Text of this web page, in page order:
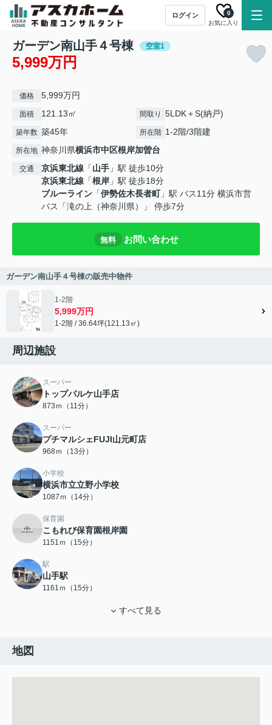
ログイン
お気に入り
0
ガーデン南山手４号棟 空室1
5,999万円
価格 5,999万円
面積 121.13㎡ 間取り 5LDK＋S(納戸)
築年数 築45年 所在階 1-2階/3階建
所在地 神奈川県横浜市中区根岸加曽台
交通 京浜東北線 「山手 」駅 徒歩10分
京浜東北線 「根岸 」駅 徒歩18分
ブルーライン 「伊勢佐木長者町」駅 バス11分 横浜市営
バス「滝の上（神奈川県）」 停歩7分
無料 お問い合わせ
ガーデン南山手４号棟の販売中物件
1-2階
5,999万円
1-2階 / 36.64坪(121.13㎡)
周辺施設
スーパー
トップパルケ山手店
873ｍ（11分）
スーパー
プチマルシェFUJI山元町店
968ｍ（13分）
小学校
横浜市立立野小学校
1087ｍ（14分）
保育園
こもれび保育園根岸園
1151ｍ（15分）
駅
山手駅
1161ｍ（15分）
すべて見る
地図